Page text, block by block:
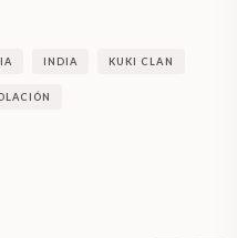
INDIA KUKI CLAN